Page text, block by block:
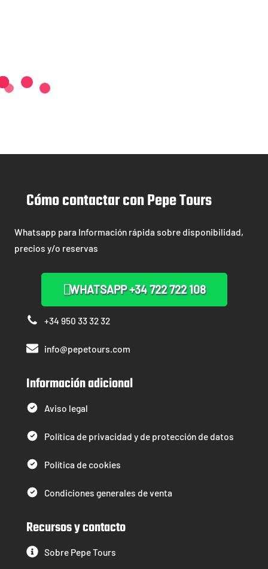
Cómo contactar con Pepe Tours
Whatsapp para Información rápida sobre disponibilidad,
precios y/o reservas
WHATSAPP +34 722 722 108
+34 950 33 32 32
info@pepetours.com
Información adicional
Aviso legal
Política de privacidad y de protección de datos
Política de cookies
Condiciones generales de venta
Recursos y contacto
Sobre Pepe Tours